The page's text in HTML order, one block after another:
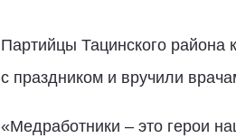
Партийцы Тацинского района
с праздником и вручили
«Медработники – это герои